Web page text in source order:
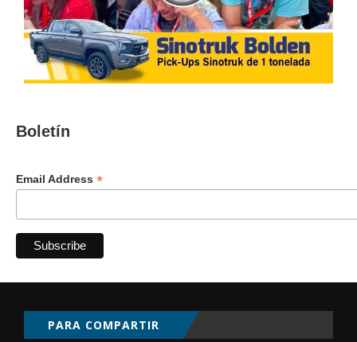
Boletín
Email Address *
PARA COMPARTIR